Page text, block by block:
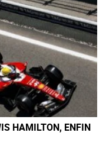
HAMILTON, ENFIN